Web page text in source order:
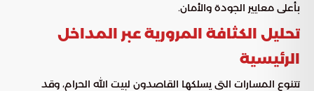
بأعلى معايير الجودة والأمان.
تحليل الكثافة المرورية عبر المداخل
الرئيسية
تتنوع المسارات التي يسلكها القاصدون لبيت الله الحرام، وقد